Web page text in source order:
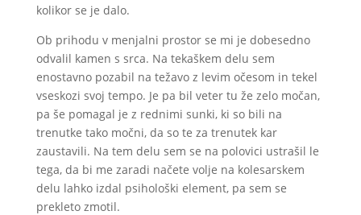
kolikor se je dalo.
Ob prihodu v menjalni prostor se mi je dobesedno
odvalil kamen s srca. Na tekaškem delu sem
enostavno pozabil na težavo z levim očesom in tekel
vseskozi svoj tempo. Je pa bil veter tu že zelo močan,
pa še pomagal je z rednimi sunki, ki so bili na
trenutke tako močni, da so te za trenutek kar
zaustavili. Na tem delu sem se na polovici ustrašil le
tega, da bi me zaradi načete volje na kolesarskem
delu lahko izdal psihološki element, pa sem se
prekleto zmotil.